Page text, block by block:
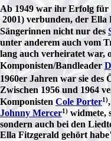
Ab 1949 war ihr Erfolg für
2001) verbunden, der Ella
Sängerinnen nicht nur des
unter anderem auch vom
lang auch verheiratet war,
Komponisten/Bandleader
1960er Jahren war sie des
Zwischen 1956 und 1964
Komponisten Cole Porter1),
Johnny Mercer1) widmete,
sondern auch bei den
Ella Fitzgerald gehört